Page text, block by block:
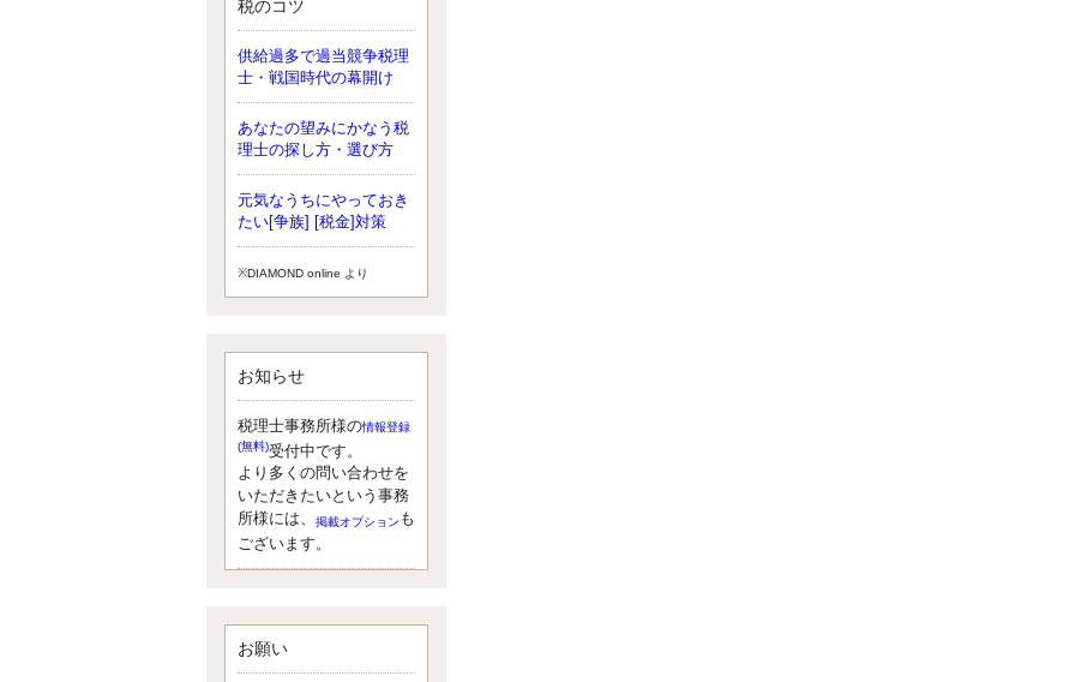
更新:2017年5月1日(大阪市北区)
---------------------
サクセス会計事務所
サクセス税理士のお役立ちブ
ログ
平成２７年１月１日以降開始の相続
より、相続税の基礎控除額（相続税
が課税されない遺産の上限額）が縮
小されたため、お亡くなりになった
更新:2017年5月1日(大阪市中央区)
---------------------
湘南のぽっちゃり女性税理士
松村文子と湘南ＢＵ
また最近、税理士試験のご相談を受
けることおおくなりました。受験申
し込み受け付け開始になるからです
ね。勉強したが、中途半端なので、
受験が無駄に思っている人もいるよ
うです。まず、私ならダメと思う前
に、全力で勝負してみたいです！
更新:2017年5月1日(神奈川県藤沢市)
---------------------
イクメン税理士による税金ブ
ログです。
なくて七クセ 目は口ほどにモノを言
税のコツ
供給過多で過当競争税理
士・戦国時代の幕開け
あなたの望みにかなう税
理士の探し方・選び方
元気なうちにやっておき
たい[争族] [税金]対策
※DIAMOND online より
お知らせ
税理士事務所様の情報登録
(無料)受付中です。
より多くの問い合わせを
いただきたいという事務
所様には、
掲載オプション も
ございます。
お願い